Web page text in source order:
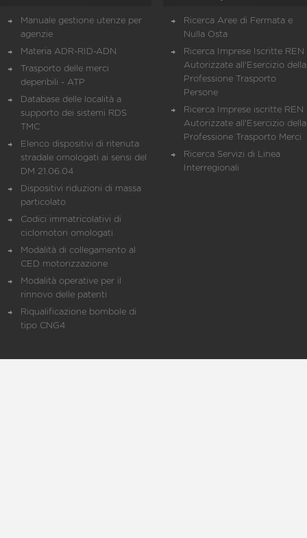
Manuale gestione utenze per
agenzie
Materia ADR-RID-ADN
Trasporto delle merci
deperibili - ATP
Database delle località a
supporto dei sistemi RDS
TMC
Elenco dispositivi di ritenuta
stradale omologati ai sensi del
DM 21.06.04
Dispositivi riduzioni di massa
particolato
Codici immatricolativi di
ciclomotori omologati
Modalità di collegamento al
CED motorizzazione
Modalità operative per il
rinnovo delle patenti
Riqualificazione bombole di
tipo CNG4
Ricerca Aree di Fermata e
Nulla Osta
Ricerca Imprese Iscritte REN
Autorizzate all'Esercizio della
Professione Trasporto
Persone
Ricerca Imprese iscritte REN
Autorizzate all'Esercizio della
Professione Trasporto Merci
Ricerca Servizi di Linea
Interregionali